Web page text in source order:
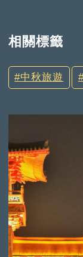
相關標籤
中秋旅遊